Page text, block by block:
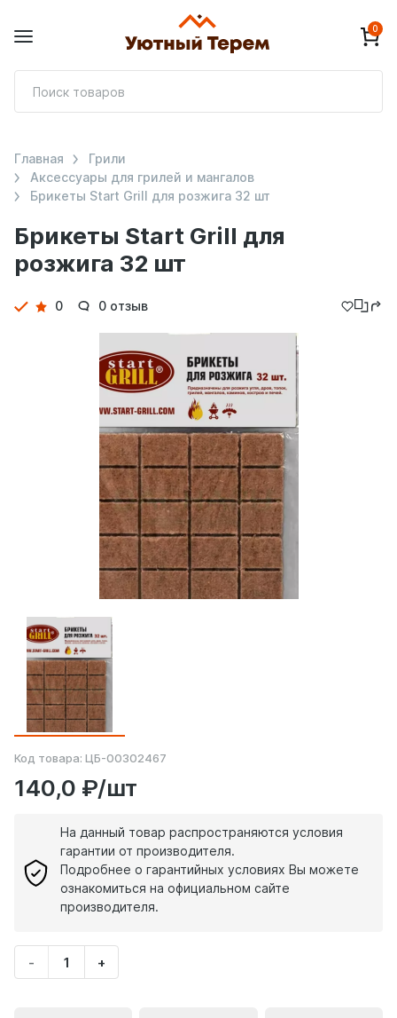
0
Брикеты Start Grill для
розжига 32 шт
Главная
Грили
Аксессуары для грилей и мангалов
Брикеты Start Grill для розжига 32 шт
Детали
0 0 отзыв
Код товара: ЦБ-00302467
140,0 ₽/шт
На данный товар распространяются условия
гарантии от производителя.
Подробнее о гарантийных условиях Вы можете
ознакомиться на официальном сайте
производителя.
-
Укажите
количество
+